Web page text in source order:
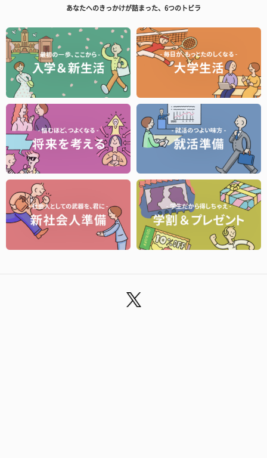
あなたへのきっかけが詰まった、6つのトビラ